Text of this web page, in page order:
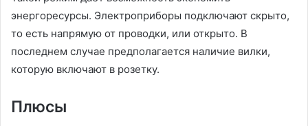
энергоресурсы. Электроприборы подключают скрыто,
то есть напрямую от проводки, или открыто. В
последнем случае предполагается наличие вилки,
которую включают в розетку.
Плюсы